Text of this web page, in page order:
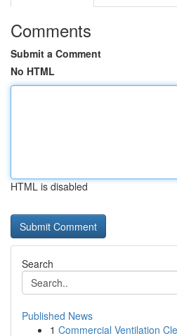
Comments
Submit a Comment
No HTML
HTML is disabled
Search
Published News
1 Commercial Ventilation